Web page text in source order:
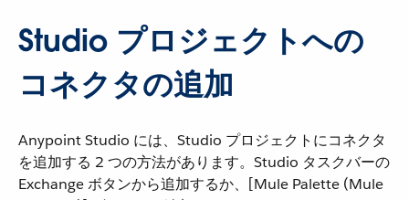
Studio プロジェクトへの
コネクタの追加
Anypoint Studio には、Studio プロジェクトにコネクタ
を追加する 2 つの方法があります。Studio タスクバーの
Exchange ボタンから追加するか、[Mule Palette (Mule